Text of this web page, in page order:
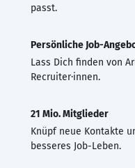
passt.
Persönliche Job-
Lass Dich finden von
Recruiter·innen.
21 Mio. Mitglieder
Knüpf neue Kontakte
besseres Job-Leben.